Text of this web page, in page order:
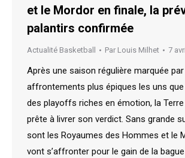
et le Mordor en finale, la
palantirs confirmée
Actualité Basketball Par Louis Milhet 7
Après une saison régulière marquée
affrontements plus épiques les uns
des playoffs riches en émotion, la
prête à livrer son verdict. Sans grande
sont les Royaumes des Hommes et le
vont s’affronter pour le gain de la